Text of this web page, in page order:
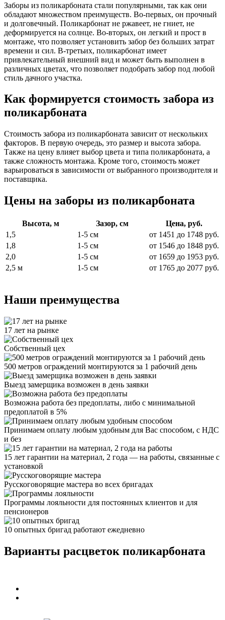
Заборы из поликарбоната стали популярными, так как они
обладают множеством преимуществ. Во-первых, он прочный
и долговечный. Поликарбонат не ржавеет, не гниет, не
деформируется на солнце. Во-вторых, он легкий и прост в
монтаже, что позволяет установить забор без больших затрат
времени и сил. В-третьих, поликарбонат имеет
привлекательный внешний вид и может быть выполнен в
различных цветах, что позволяет подобрать забор под любой
стиль дачного участка.
Как формируется стоимость забора из
поликарбоната
Стоимость забора из поликарбоната зависит от нескольких
факторов. В первую очередь, это размер и высота забора.
Также на цену влияет выбор цвета и типа поликарбоната, а
также сложность монтажа. Кроме того, стоимость может
варьироваться в зависимости от выбранного производителя и
поставщика.
Цены на заборы из поликарбоната
Высота, м Зазор, см
Цена, руб.
1,5
1-5 см
от 1451 до 1748 руб.
1,8
1-5 см
от 1546 до 1848 руб.
2,0
1-5 см
от 1659 до 1953 руб.
2,5 м
1-5 см от 1765 до 2077 руб.
Наши преимущества
17 лет на рынке
Собственный цех
500 метров ограждений монтируются за 1 рабочий день
Выезд замерщика возможен в день заявки
Возможна работа без предоплаты, либо с минимальной
предоплатой в 5%
Принимаем оплату любым удобным для Вас способом, с НДС
и без
15 лет гарантии на материал, 2 года — на работы, связанные с
установкой
Русскоговорящие мастера во всех бригадах
Программы лояльности для постоянных клиентов и для
пенсионеров
10 опытных бригад работают ежедневно
Варианты расцветок поликарбоната